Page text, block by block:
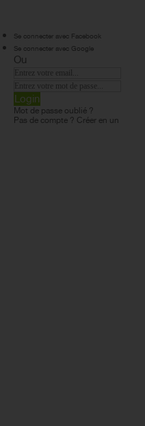
Se connecter avec Facebook
Se connecter avec Google
Ou
Login
Mot de passe oublié ?
Pas de compte ? Créer en un